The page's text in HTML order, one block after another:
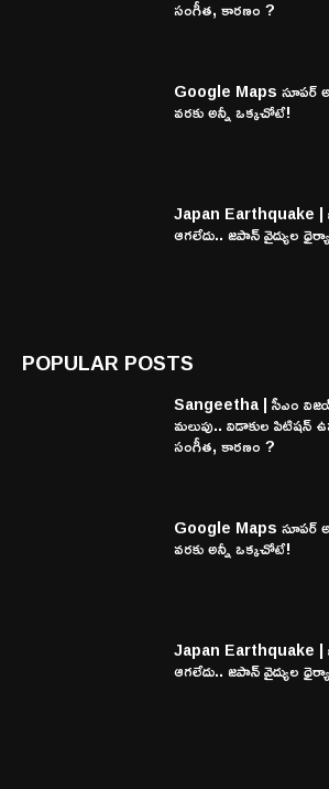
సంగీత, కారణం ?
Google Maps సూపర్
వరకు అన్నీ ఒక్కచోటే!
Japan Earthquake |
ఆగలేదు.. జపాన్ వైద్యుల
POPULAR POSTS
Sangeetha | సీఎం
మలుపు.. విడాకుల పిటిషన్
సంగీత, కారణం ?
Google Maps సూపర్
వరకు అన్నీ ఒక్కచోటే!
Japan Earthquake |
ఆగలేదు.. జపాన్ వైద్యుల